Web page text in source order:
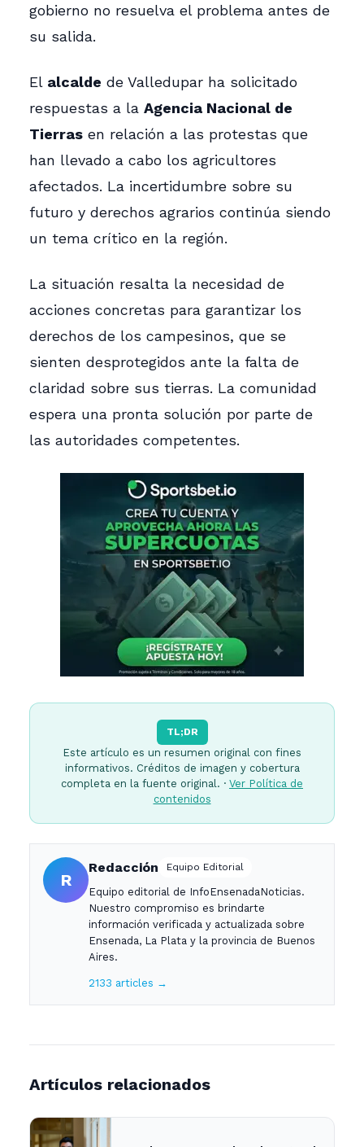
gobierno no resuelva el problema antes de
su salida.
El alcalde de Valledupar ha solicitado
respuestas a la Agencia Nacional de
Tierras en relación a las protestas que
han llevado a cabo los agricultores
afectados. La incertidumbre sobre su
futuro y derechos agrarios continúa siendo
un tema crítico en la región.
La situación resalta la necesidad de
acciones concretas para garantizar los
derechos de los campesinos, que se
sienten desprotegidos ante la falta de
claridad sobre sus tierras. La comunidad
espera una pronta solución por parte de
las autoridades competentes.
TL;DR
Este artículo es un resumen original con fines
informativos. Créditos de imagen y cobertura
completa en la fuente original. · Ver Política de
contenidos
R
Redacción Equipo Editorial
Equipo editorial de InfoEnsenadaNoticias.
Nuestro compromiso es brindarte
información verificada y actualizada sobre
Ensenada, La Plata y la provincia de Buenos
Aires.
2133 articles →
Artículos relacionados